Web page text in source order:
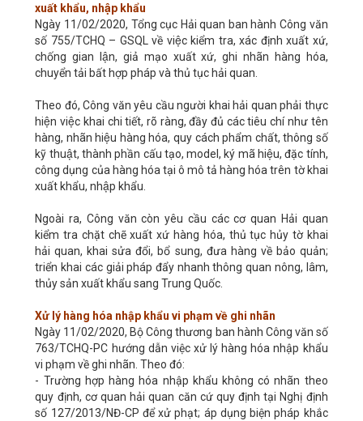
xuất khẩu, nhập khẩu
Ngày 11/02/2020, Tổng cục Hải quan ban hành Công văn
số 755/TCHQ – GSQL về việc kiểm tra, xác định xuất xứ,
chống gian lận, giả mạo xuất xứ, ghi nhãn hàng hóa,
chuyển tải bất hợp pháp và thủ tục hải quan.
Theo đó, Công văn yêu cầu người khai hải quan phải thực
hiện việc khai chi tiết, rõ ràng, đầy đủ các tiêu chí như tên
hàng, nhãn hiệu hàng hóa, quy cách phẩm chất, thông số
kỹ thuật, thành phần cấu tạo, model, ký mã hiệu, đặc tính,
công dụng của hàng hóa tại ô mô tả hàng hóa trên tờ khai
xuất khẩu, nhập khẩu.
Ngoài ra, Công văn còn yêu cầu các cơ quan Hải quan
kiểm tra chặt chẽ xuất xứ hàng hóa, thủ tục hủy tờ khai
hải quan, khai sửa đổi, bổ sung, đưa hàng về bảo quản;
triển khai các giải pháp đẩy nhanh thông quan nông, lâm,
thủy sản xuất khẩu sang Trung Quốc.
Xử lý hàng hóa nhập khẩu vi phạm về ghi nhãn
Ngày 11/02/2020, Bộ Công thương ban hành Công văn số
763/TCHQ-PC hướng dẫn việc xử lý hàng hóa nhập khẩu
vi phạm về ghi nhãn. Theo đó:
- Trường hợp hàng hóa nhập khẩu không có nhãn theo
quy định, cơ quan hải quan căn cứ quy định tại Nghị định
số 127/2013/NĐ-CP để xử phạt; áp dụng biện pháp khắc